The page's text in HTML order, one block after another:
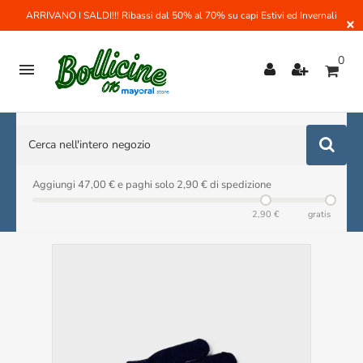
×
ARRIVANO I SALDI!!! Ribassi dal 50% al 70% su capi Estivi ed Invernali
 0
Aggiungi 47,00 € e paghi solo 2,90 € di spedizione
2,90 € gratis